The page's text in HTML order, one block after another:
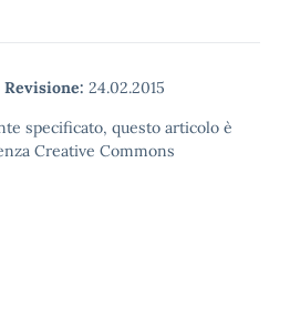
Revisione: 24.02.2015
specificato, questo articolo è
Creative Commons